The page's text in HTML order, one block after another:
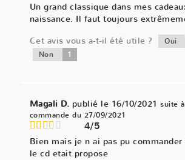
Un grand classique dans mes
naissance. Il faut toujours
Cet avis vous a-t-il été utile ?
Oui
Non 1
Magali D. publié le 16/10/2021 suite
commande du 27/09/2021
4/5
Bien mais je n ai pas pu
le cd etait propose